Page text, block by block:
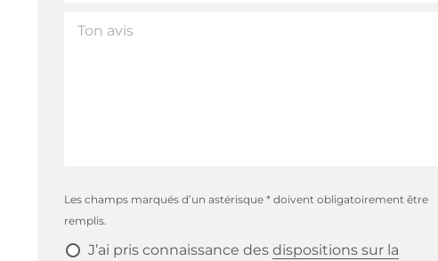
Les champs marqués d’un astérisque * doivent obligatoirement être
remplis.
J’ai pris connaissance des dispositions sur la